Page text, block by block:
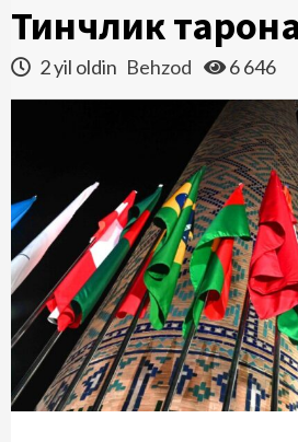
Тинчлик
2 yil oldin Behzod 6 646